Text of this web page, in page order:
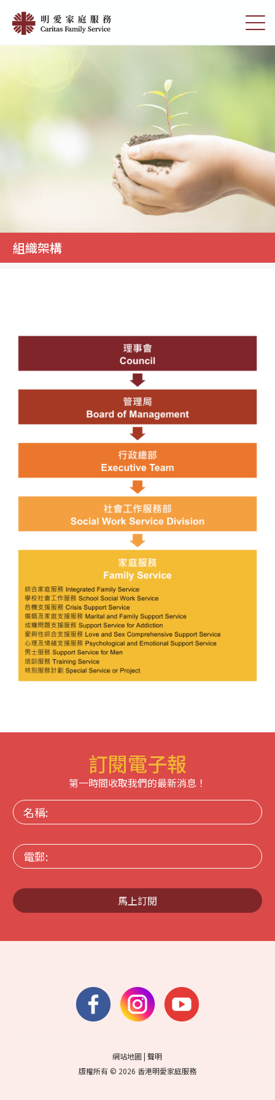
main
切
換
選
單
組
家
庭
服
務
組織架構
訂閱電子報
第一時間收取我們的最新消息！
名
稱:
電
郵:
馬上訂閱
網站地圖|聲明
版權所有 © 2026 香港明愛家庭服務